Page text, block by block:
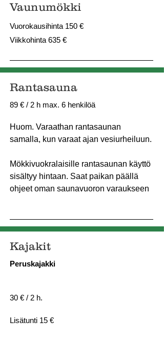
Vaunumökki
Vuorokausihinta 150 €
Viikkohinta 635 €
Rantasauna
89 € / 2 h max. 6 henkilöä
Huom. Varaathan rantasaunan
samalla, kun varaat ajan vesiurheiluun.
Mökkivuokralaisille rantasaunan käyttö
sisältyy hintaan. Saat paikan päällä
ohjeet oman saunavuoron varaukseen
Kajakit
Peruskajakki
30 € / 2 h.
Lisätunti 15 €